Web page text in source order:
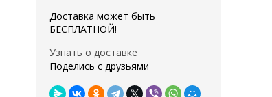
Доставка может быть
БЕСПЛАТНОЙ!
Узнать о доставке
Поделись с друзьями